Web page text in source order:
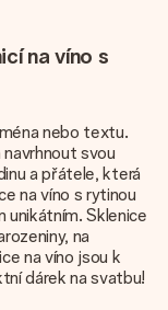
na víno s
nebo textu.
svou
a přátele, která
na víno s rytinou
Sklenice
na
na víno jsou k
dárek na svatbu!